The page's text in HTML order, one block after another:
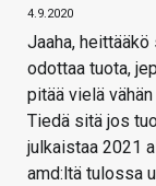
4.9.2020
Jaaha,
odottaa tuota,
pitää vielä
Tiedä sitä jos
julkaistaa 2021
amd:ltä tulossa